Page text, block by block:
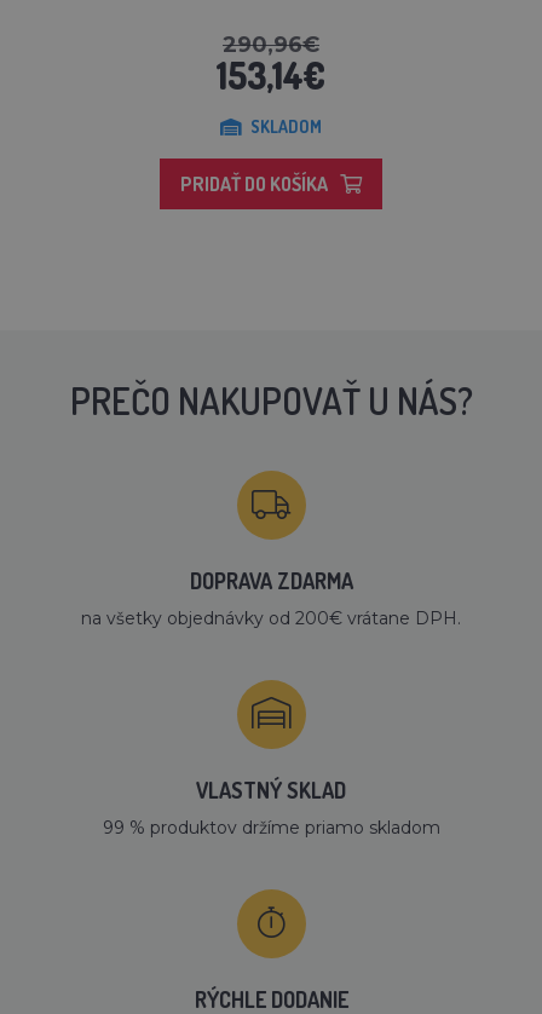
290,96€
153,14€
SKLADOM
PRIDAŤ DO KOŠÍKA
PREČO NAKUPOVAŤ U NÁS?
DOPRAVA ZDARMA
na všetky objednávky od 200€ vrátane DPH.
VLASTNÝ SKLAD
99 % produktov držíme priamo skladom
RÝCHLE DODANIE